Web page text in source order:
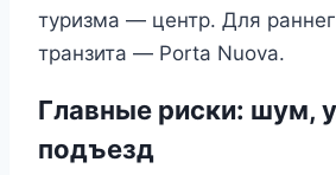
туризма — центр. Для
транзита — Porta Nuova.
Главные риски: шум,
подъезд